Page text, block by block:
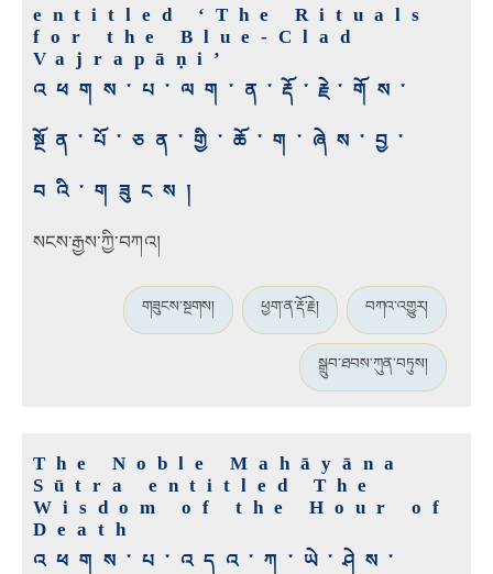
entitled ‘The Rituals
for the Blue-Clad
Vajrapāṇi’
འཕགས་པ་ལག་ན་རྡོ་རྗེ་གོས་
སྔོན་པོ་ཅན་གྱི་ཆོ་ག་ཞེས་བྱ་
བའི་གཟུངས།
སངས་རྒྱས་ཀྱི་བཀའ།
གཟུངས་སྔགས། ཕྱག་ན་རྡོ་རྗེ། བཀའ་འགྱུར།
སྒྲུབ་ཐབས་ཀུན་བཏུས།
The Noble Mahāyāna
Sūtra entitled The
Wisdom of the Hour of
Death
འཕགས་པ་འདའ་ཀ་ཡེ་ཤེས་